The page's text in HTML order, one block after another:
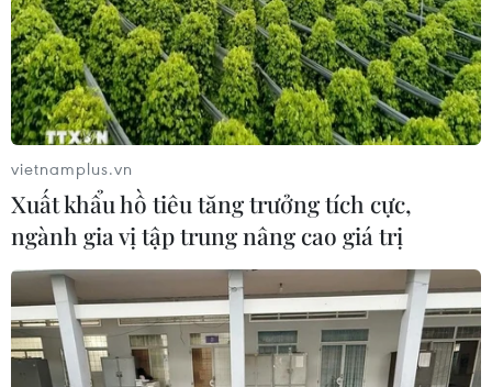
vietnamplus.vn
Xuất khẩu hồ tiêu tăng trưởng tích cực,
ngành gia vị tập trung nâng cao giá trị